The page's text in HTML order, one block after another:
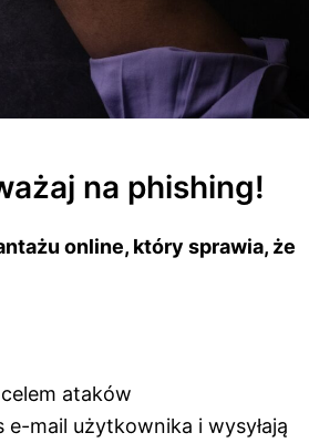
na phishing!
online, który sprawia, że
ataków
mail użytkownika i wysyłają